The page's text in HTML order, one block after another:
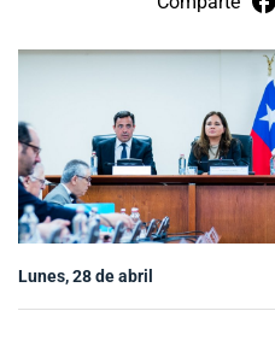
Embajadas y consulados
Servicios ciudadanos
Subsecretaría de
Internacionales
Sala de prensa
Lunes, 28 de abril